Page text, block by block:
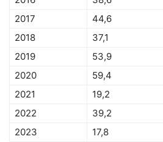
2017
44,6
2018
37,1
2019
53,9
2020
59,4
2021
19,2
2022
39,2
2023
17,8